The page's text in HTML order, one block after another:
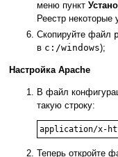
меню пункт
Реестр некоторые
Скопируйте файл
в c:/windows);
Настройка Apache
В файл
такую строку:
application/x-
Теперь откройте